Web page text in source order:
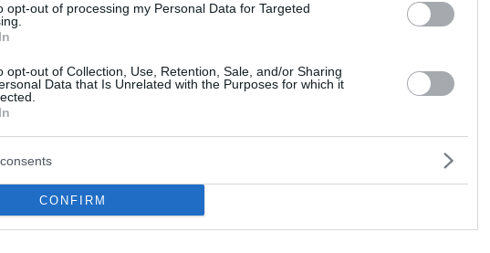
opt-out of processing my Personal Data for Targeted
opt-out of Collection, Use, Retention, Sale, and/or Sharing
Data that Is Unrelated with the Purposes for which it
CONFIRM
2025
2025
2024
nazionale
lancia moneta
HUF
meno felici. Ecco perché!
stabile e altamente
redditizio nell’ultimo
rapporto della banca
centrale